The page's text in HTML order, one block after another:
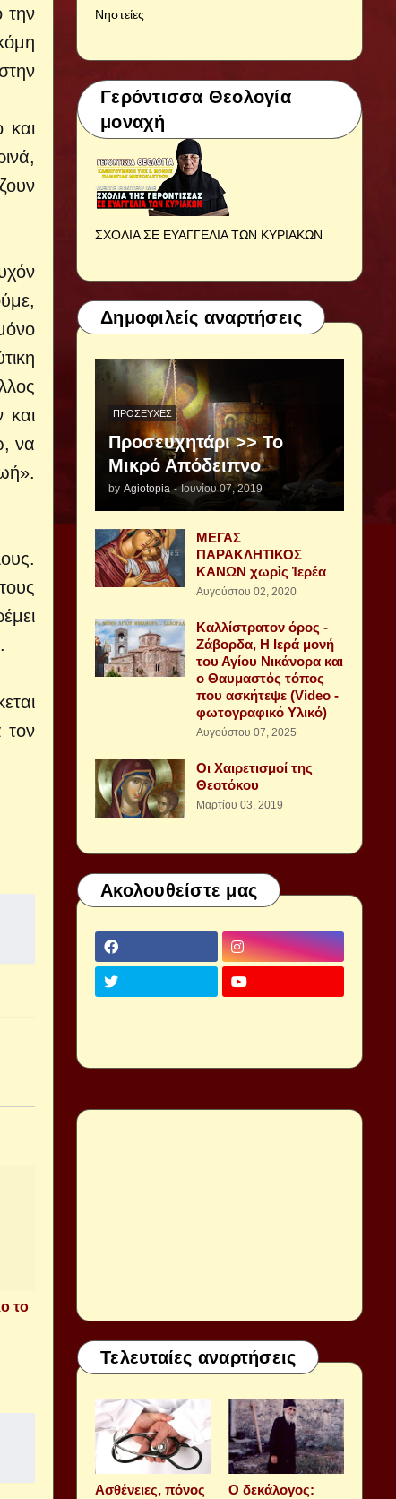
την
και
και
να
τον
το
Νηστείες
Γερόντισσα Θεολογία
μοναχή
ΣΧΟΛΙΑ ΣΕ ΕΥΑΓΓΕΛΙΑ ΤΩΝ ΚΥΡΙΑΚΩΝ
Δημοφιλείς αναρτήσεις
ΠΡΟΣΕΥΧΈΣ
Προσευχητάρι >> Το
Μικρό Απόδειπνο
by Agiotopia - Ιουνίου 07, 2019
ΜΕΓΑΣ
ΠΑΡΑΚΛΗΤΙΚΟΣ
ΚΑΝΩΝ χωρὶς Ἱερέα
Αυγούστου 02, 2020
Καλλίστρατον όρος -
Ζάβορδα, Η Ιερά μονή
του Αγίου Νικάνορα και
ο Θαυμαστός τόπος
που ασκήτεψε (Video -
φωτογραφικό Υλικό)
Αυγούστου 07, 2025
Οι Χαιρετισμοί της
Θεοτόκου
Μαρτίου 03, 2019
Ακολουθείστε μας
Τελευταίες αναρτήσεις
Aσθένειες, πόνος
Ο δεκάλογος: